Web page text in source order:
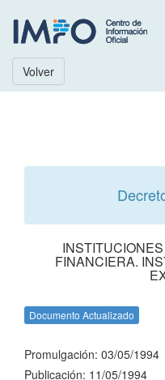
Volver
FINANCIERA.
Documento Actualizado
Promulgación: 03/05/1994
Publicación: 11/05/1994